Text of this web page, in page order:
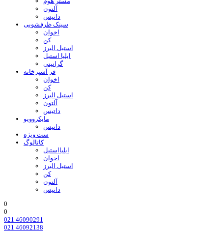
آلتون
داتیس
سینک ظرفشویی
اخوان
کن
استیل البرز
ایلیا استیل
گرانیتی
فر آشپزخانه
اخوان
کن
استیل البرز
آلتون
داتیس
مایکروویو
داتیس
ست ویژه
کاتالوگ
ایلیااستیل
اخوان
استیل البرز
کن
آلتون
داتیس
0
0
021 46090291
021 46092138